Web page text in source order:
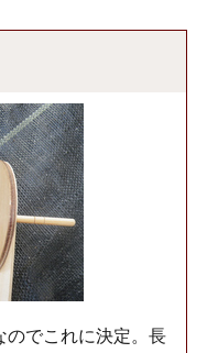
のでこれに決定。長